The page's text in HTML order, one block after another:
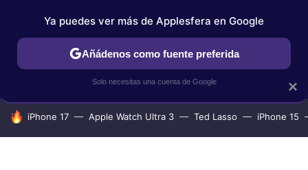
IPHONE TUTORIALES APPLESFERA SELECCIÓN
HOY SE HABLA DE
iPhone 17 Apple Watch Ultra 3 Ted Lasso iPhone 15
×
Ya puedes ver más de Applesfera en Google
Añádenos como fuente preferida
Solo necesitas una cuenta de Google